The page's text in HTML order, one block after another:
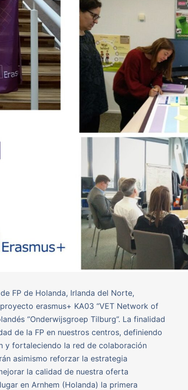
FP de Holanda, Irlanda del Norte,
erasmus+ KA03 “VET Network of
“Onderwijsgroep Tilburg”. La finalidad
de la FP en nuestros centros, definiendo
y fortaleciendo la red de colaboración
asimismo reforzar la estrategia
la calidad de nuestra oferta
en Arnhem (Holanda) la primera